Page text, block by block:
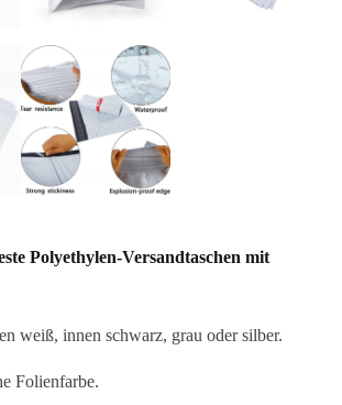
Polyethylen-Versandtaschen mit
weiß, innen schwarz, grau oder silber.
Folienfarbe.